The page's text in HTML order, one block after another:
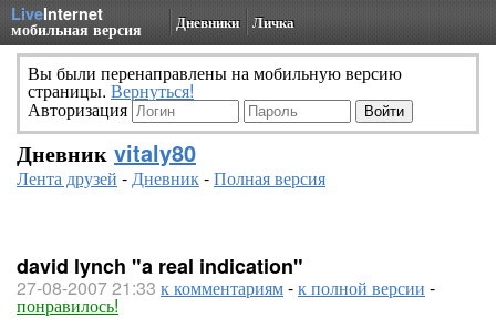
LiveInternet
мобильная версия Дневники Личка
Вы были перенаправлены на мобильную версию
страницы. Вернуться!
Авторизация
Дневник vitaly80
Лента друзей -Дневник-Полная версия
david lynch "a real indication"
27-08-2007 21:33 к комментариям-к полной версии -
понравилось!